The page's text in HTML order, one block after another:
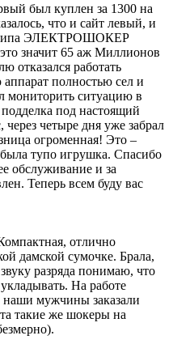
был куплен за 1300 на
что и сайт левый, и
типа ЭЛЕКТРОШОКЕР
значит 65 аж Миллионов
отказался работать
полностью сел и
мониторить ситуацию в
подделка под настоящий
четыре дня уже забрал
огроменная! Это –
тупо игрушка. Спасибо
обслуживание и за
Теперь всем буду вас
отлично
дамской сумочке. Брала,
разряда понимаю, что
На работе
наши мужчины заказали
такие же шокеры на